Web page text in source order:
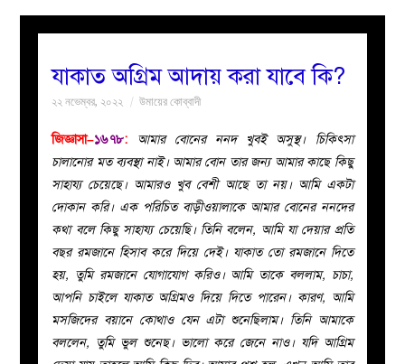
নারীদের
পাতা
ইসলাহী
মজলিস
প্রশ্ন
যাকাত অগ্রিম আদায় করা যাবে কি?
২২ নভেম্বর, ২০২২ উমায়ের কোব্বাদী
জিজ্ঞাসা–১৬৭৮:
আমার বোনের ননদ খুবই অসুস্থ। চিকিৎসা
চালানোর মত ব্যবস্থা নাই। আমার বোন তার জন্য আমার কাছে কিছু
সাহায্য চেয়েছে। আমারও খুব বেশী আছে তা নয়। আমি একটা
দোকান করি। এক পরিচিত বাড়ীওয়ালাকে আমার বোনের ননদের
কথা বলে কিছু সাহায্য চেয়েছি। তিনি বলেন, আমি যা দেয়ার প্রতি
বছর রমজানে হিসাব করে দিয়ে দেই। যাকাত তো রমজানে দিতে
হয়, তুমি রমজানে যোগাযোগ করিও। আমি তাকে বললাম, চাচা,
আপনি চাইলে যাকাত অগ্রিমও দিয়ে দিতে পারেন। কারণ, আমি
মসজিদের বয়ানে কোথাও যেন এটা শুনেছিলাম। তিনি আমাকে
বললেন, তুমি ভুল শুনেছ। ভালো করে জেনে নাও। যদি আগ্রিম